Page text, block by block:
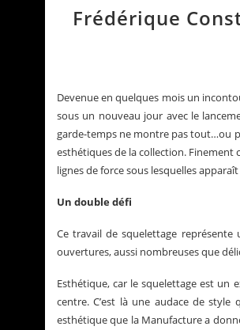
Frédérique
Devenue en quelques mois un
sous un nouveau jour avec le
garde-temps ne montre pas tout…ou
esthétiques de la collection. Finement
lignes de force sous lesquelles
Un double défi
Ce travail de squelettage
ouvertures, aussi nombreuses que
Esthétique, car le squelettage est un
centre. C’est là une audace de style
esthétique que la Manufacture a